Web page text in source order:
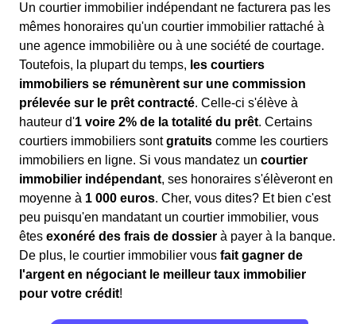
Un courtier immobilier indépendant ne facturera pas les
mêmes honoraires qu'un courtier immobilier rattaché à
une agence immobilière ou à une société de courtage.
Toutefois, la plupart du temps, les courtiers
immobiliers se rémunèrent sur une commission
prélevée sur le prêt contracté. Celle-ci s'élève à
hauteur d'1 voire 2% de la totalité du prêt. Certains
courtiers immobiliers sontgratuits comme les courtiers
immobiliers en ligne. Si vous mandatez un courtier
immobilier indépendant, ses honoraires s'élèveront en
moyenne à 1 000 euros. Cher, vous dites? Et bien c'est
peu puisqu'en mandatant un courtier immobilier, vous
êtes exonéré des frais de dossier à payer à la banque.
De plus, le courtier immobilier vous fait gagner de
l'argent en négociant le meilleur taux immobilier
pour votre crédit!